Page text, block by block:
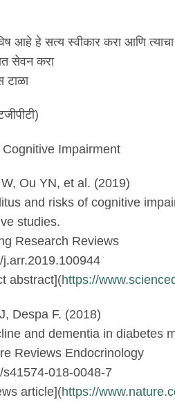
आहे हे सत्य स्वीकार करा आणि त्याचा
सेवन करा
टाळा
Impairment
Ou YN, et al. (2019)
and risks of cognitive
studies.
Research Reviews
abstract](https://
Despa F. (2018)
and dementia in diabetes
Reviews Endocrinology
018-0048-7
article](https://